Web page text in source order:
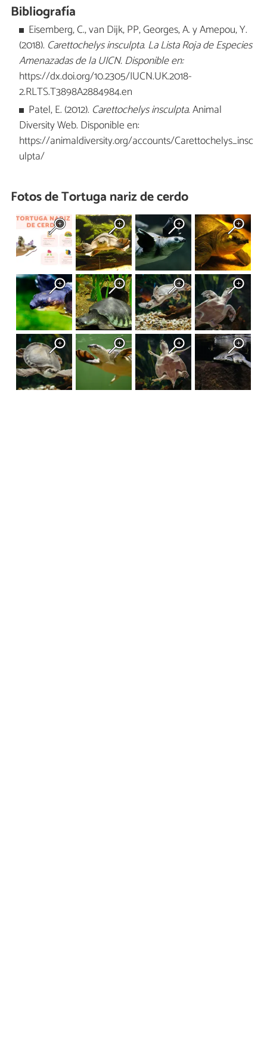
Bibliografía
Eisemberg, C., van Dijk, PP, Georges, A. y Amepou, Y.
(2018). Carettochelys insculpta. La Lista Roja de Especies
Amenazadas de la UICN. Disponible en:
https://dx.doi.org/10.2305/IUCN.UK.2018-
2.RLTS.T3898A2884984.en
Patel, E. (2012). Carettochelys insculpta. Animal
Diversity Web. Disponible en:
https://animaldiversity.org/accounts/Carettochelys_insc
ulpta/
Fotos de Tortuga nariz de cerdo